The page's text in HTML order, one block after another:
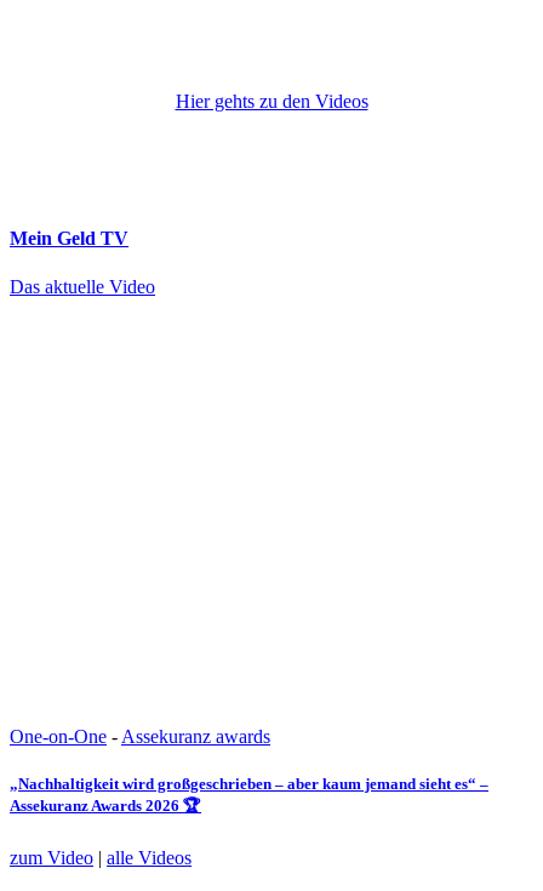
Hier gehts zu den Videos
Mein Geld TV
Das aktuelle Video
One-on-One - Assekuranz awards
„Nachhaltigkeit wird großgeschrieben – aber kaum jemand sieht es“ –
Assekuranz Awards 2026 🏆
zum Video | alle Videos